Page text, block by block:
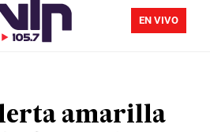
EN VIVO
amarilla